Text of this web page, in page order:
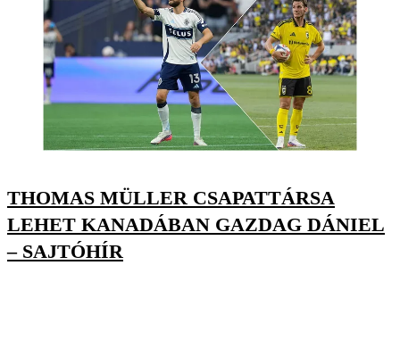
THOMAS MÜLLER CSAPATTÁRSA
LEHET KANADÁBAN GAZDAG DÁNIEL
– SAJTÓHÍR